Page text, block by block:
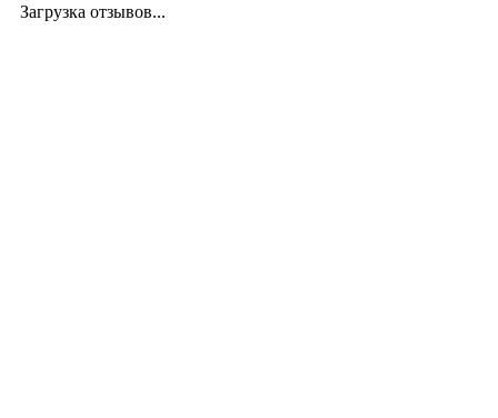
Загрузка отзывов...